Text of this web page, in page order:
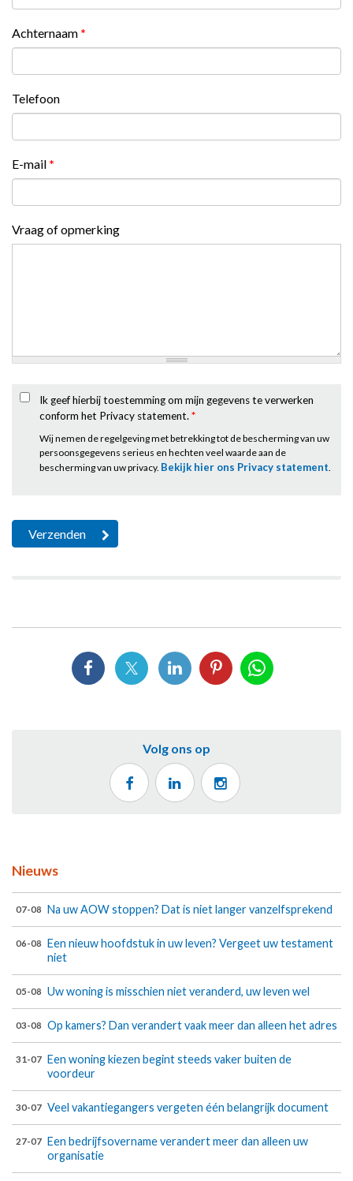
Achternaam *
Telefoon
E-mail *
Vraag of opmerking
Ik geef hierbij toestemming om mijn gegevens te verwerken
conform het Privacy statement.*
Wij nemen de regelgeving met betrekking tot de bescherming van uw
persoonsgegevens serieus en hechten veel waarde aan de
bescherming van uw privacy. Bekijk hier ons Privacy statement.
Volg ons op
Nieuws
07-08 Na uw AOW stoppen? Dat is niet langer vanzelfsprekend
06-08
Een nieuw hoofdstuk in uw leven? Vergeet uw testament
niet
05-08 Uw woning is misschien niet veranderd, uw leven wel
03-08 Op kamers? Dan verandert vaak meer dan alleen het adres
31-07 Een woning kiezen begint steeds vaker buiten de
voordeur
30-07 Veel vakantiegangers vergeten één belangrijk document
27-07 Een bedrijfsovername verandert meer dan alleen uw
organisatie